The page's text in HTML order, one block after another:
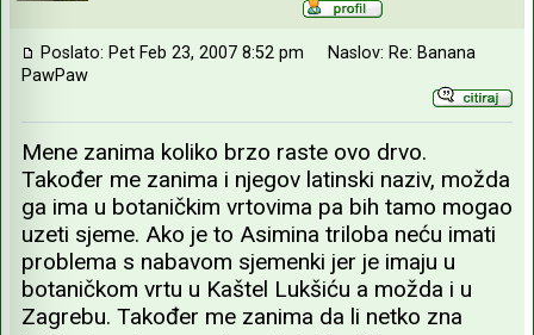
Poslato: Pet Feb 23, 2007 8:52 pm
Naslov: Re: Banana
PawPaw
Mene zanima koliko brzo raste ovo drvo.
Također me zanima i njegov latinski naziv, možda
ga ima u botaničkim vrtovima pa bih tamo mogao
uzeti sjeme. Ako je to Asimina triloba neću imati
problema s nabavom sjemenki jer je imaju u
botaničkom vrtu u Kaštel Lukšiću a možda i u
Zagrebu. Također me zanima da li netko zna